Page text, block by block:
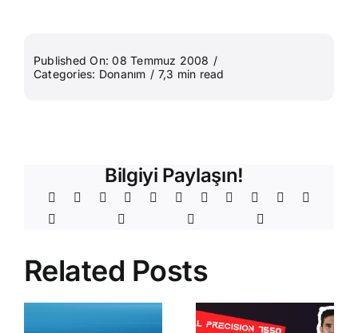
Published On: 08 Temmuz 2008 /
Categories: Donanım / 7,3 min read
Bilgiyi Paylaşın!
Related Posts